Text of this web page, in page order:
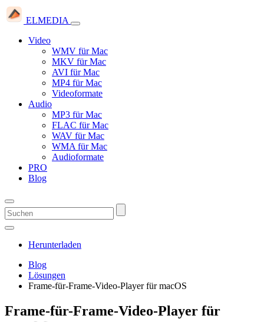
ELMEDIA
Video
WMV für Mac
MKV für Mac
AVI für Mac
MP4 für Mac
Videoformate
Audio
MP3 für Mac
FLAC für Mac
WAV für Mac
WMA für Mac
Audioformate
PRO
Blog
Herunterladen
Blog
Lösungen
Frame-für-Frame-Video-Player für macOS
Frame-für-Frame-Video-Player für